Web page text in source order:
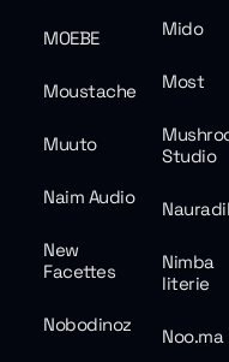
Mido
MOEBE
Most
Moustache
Studio
Muuto
Naim Audio
New
Facettes
Nimba
literie
Nobodinoz
Noo.ma